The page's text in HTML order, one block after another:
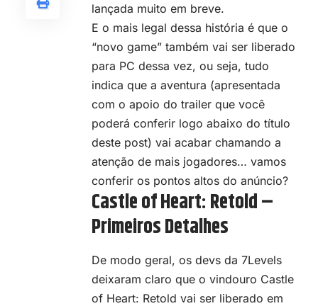
lançada muito em breve.
E o mais legal dessa história é que o
“novo game” também vai ser liberado
para PC dessa vez, ou seja, tudo
indica que a aventura (apresentada
com o apoio do trailer que você
poderá conferir logo abaixo do título
deste post) vai acabar chamando a
atenção de mais jogadores… vamos
conferir os pontos altos do anúncio?
Castle of Heart: Retold –
Primeiros Detalhes
De modo geral, os devs da 7Levels
deixaram claro que o vindouro Castle
of Heart: Retold vai ser liberado em